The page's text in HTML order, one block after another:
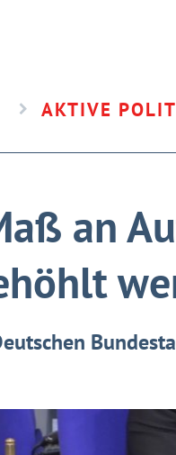
AKTIVE
an